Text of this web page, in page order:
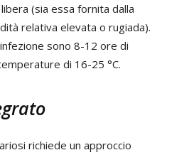
(sia essa fornita dalla
relativa elevata o rugiada).
sono 8-12 ore di
di 16-25 °C.
richiede un approccio